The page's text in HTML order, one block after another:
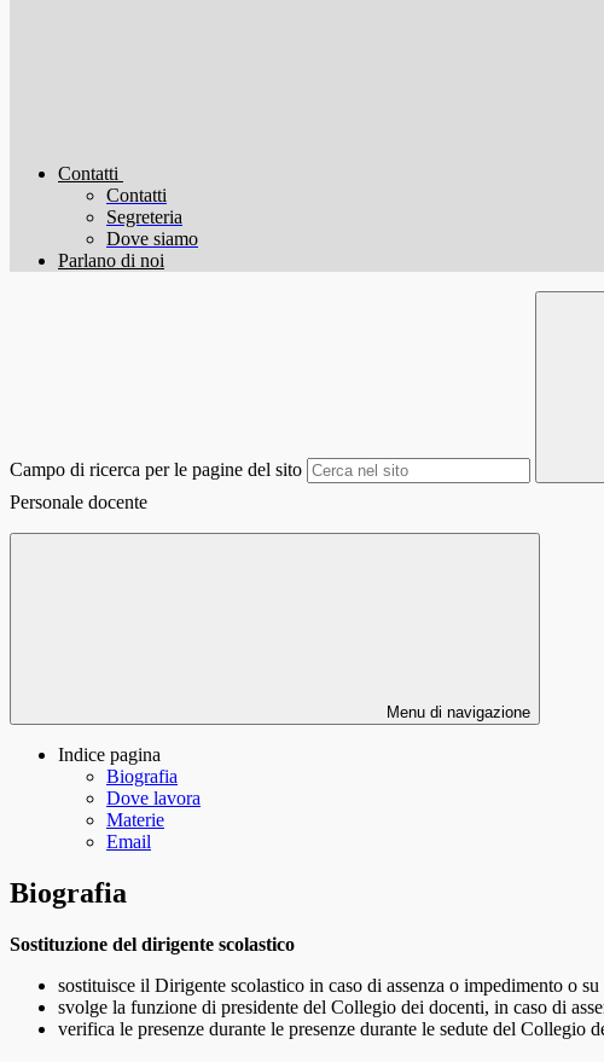
Contatti
Contatti
Segreteria
Dove siamo
Parlano di noi
Campo di ricerca per le pagine del sito
Personale docente
Menu di navigazione
Indice pagina
Biografia
Dove lavora
Materie
Email
Biografia
Sostituzione del dirigente scolastico
sostituisce il Dirigente scolastico in caso di assenza o impedimento o su
svolge la funzione di presidente del Collegio dei docenti, in caso di
verifica le presenze durante le presenze durante le sedute del Collegio